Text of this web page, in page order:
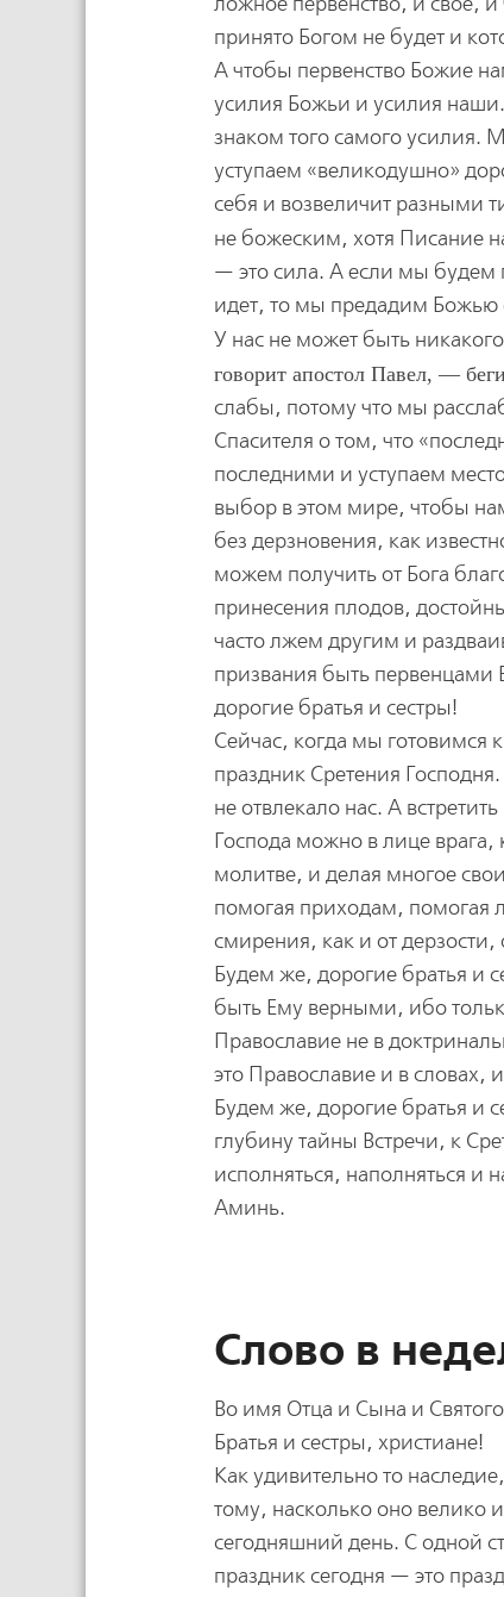
принято Богом не будет и
А чтобы первенство Божие
усилия Божьи и усилия
знаком того самого усилия.
уступаем «великодушно»
себя и возвеличит разными
не божеским, хотя Писание
— это сила. А если мы будем
идет, то мы предадим Божью
У нас не может быть
говорит апостол Павел, —
слабы, потому что мы
Спасителя о том, что
последними и уступаем
выбор в этом мире, чтобы
без дерзновения, как
можем получить от Бога
принесения плодов,
часто лжем другим и
призвания быть
дорогие братья и сестры!
Сейчас, когда мы готовимся
праздник Сретения
не отвлекало нас. А
Господа можно в лице врага,
молитве, и делая многое
помогая приходам, помогая
смирения, как и от
Будем же, дорогие братья и
быть Ему верными, ибо
Православие не в
это Православие и в словах,
Будем же, дорогие братья и
глубину тайны Встречи, к
исполняться, наполняться и
Аминь.
Слово в
Во имя Отца и Сына и
Братья и сестры, христиане!
Как удивительно то
тому, насколько оно велико
сегодняшний день. С одной
праздник сегодня — это